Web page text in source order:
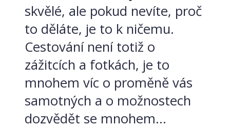
skvělé, ale pokud nevíte, proč
to děláte, je to k ničemu.
Cestování není totiž o
zážitcích a fotkách, je to
mnohem víc o proměně vás
samotných a o možnostech
dozvědět se mnohem...